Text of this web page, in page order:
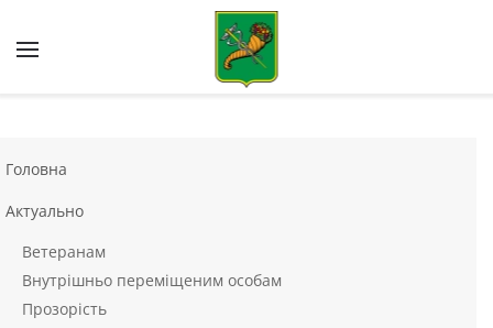
Skip to main content
Головна
Актуально
Ветеранам
Внутрішньо переміщеним особам
Прозорість